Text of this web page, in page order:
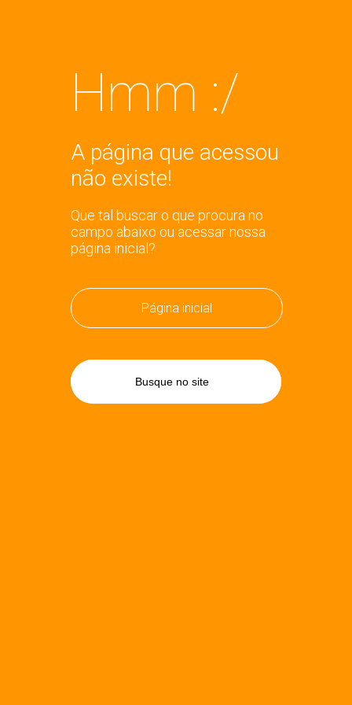
Hmm :/
A página que acessou
não existe!
Que tal buscar o que procura no
campo abaixo ou acessar nossa
página inicial?
Página inicial